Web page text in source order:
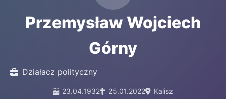
Przemysław Wojciech
Górny
Działacz polityczny
23.04.1932 25.01.2022 Kalisz